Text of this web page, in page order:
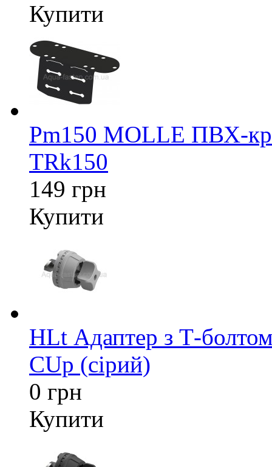
Купити
Pm150 MOLLE ПВХ-
TRk150
149 грн
Купити
HLt Адаптер з Т-
CUp (сірий)
0 грн
Купити